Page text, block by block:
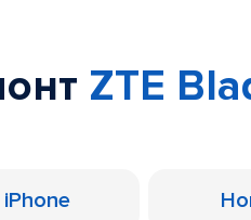
ZTE
iPhone